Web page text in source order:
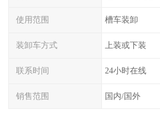
使用范围 槽车装卸
装卸车方式 上装或下装
联系时间 24小时在线
销售范围 国内/国外